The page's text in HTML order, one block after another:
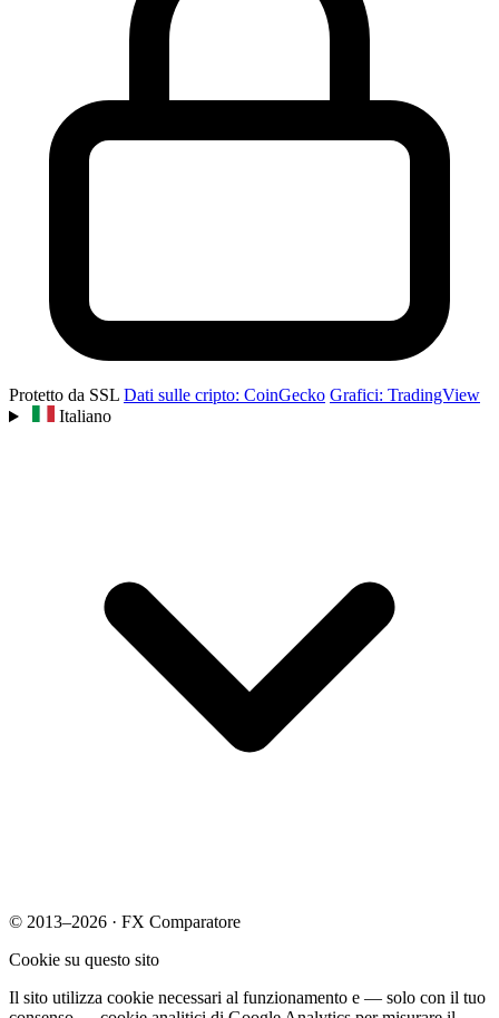
Protetto da SSL Dati sulle cripto: CoinGecko Grafici: TradingView
Italiano
© 2013–2026 · FX Comparatore
Cookie su questo sito
Il sito utilizza cookie necessari al funzionamento e — solo con il tuo